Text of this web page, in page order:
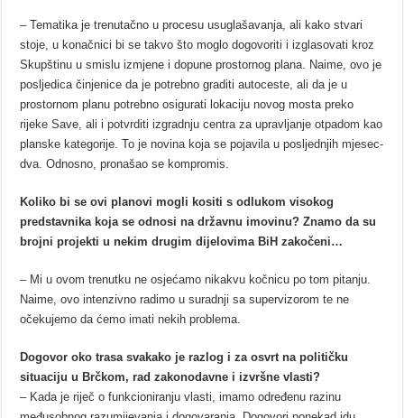
– Tematika je trenutačno u procesu usuglašavanja, ali kako stvari
stoje, u konačnici bi se takvo što moglo dogovoriti i izglasovati kroz
Skupštinu u smislu izmjene i dopune prostornog plana. Naime, ovo je
posljedica činjenice da je potrebno graditi autoceste, ali da je u
prostornom planu potrebno osigurati lokaciju novog mosta preko
rijeke Save, ali i potvrditi izgradnju centra za upravljanje otpadom kao
planske kategorije. To je novina koja se pojavila u posljednjih mjesec-
dva. Odnosno, pronašao se kompromis.
Koliko bi se ovi planovi mogli kositi s odlukom visokog
predstavnika koja se odnosi na državnu imovinu? Znamo da su
brojni projekti u nekim drugim dijelovima BiH zakočeni…
– Mi u ovom trenutku ne osjećamo nikakvu kočnicu po tom pitanju.
Naime, ovo intenzivno radimo u suradnji sa supervizorom te ne
očekujemo da ćemo imati nekih problema.
Dogovor oko trasa svakako je razlog i za osvrt na političku
situaciju u Brčkom, rad zakonodavne i izvršne vlasti?
– Kada je riječ o funkcioniranju vlasti, imamo određenu razinu